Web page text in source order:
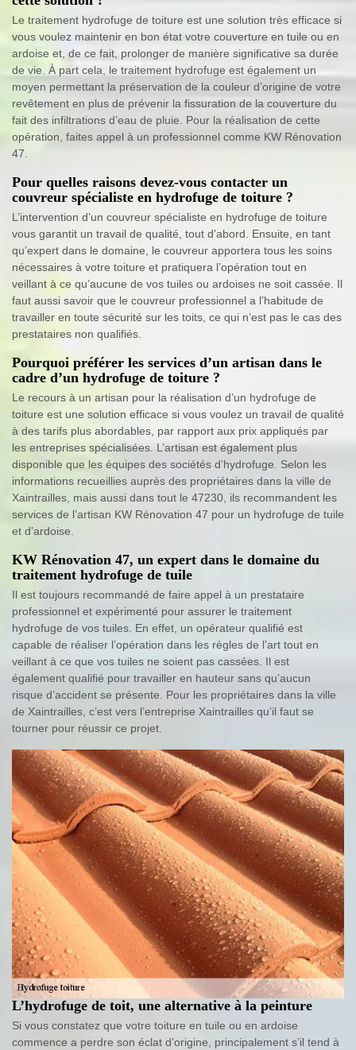
Le traitement hydrofuge de toiture est une solution très efficace si
vous voulez maintenir en bon état votre couverture en tuile ou en
ardoise et, de ce fait, prolonger de manière significative sa durée
de vie. À part cela, le traitement hydrofuge est également un
moyen permettant la préservation de la couleur d’origine de votre
revêtement en plus de prévenir la fissuration de la couverture du
fait des infiltrations d’eau de pluie. Pour la réalisation de cette
opération, faites appel à un professionnel comme KW Rénovation
47.
Pour quelles raisons devez-vous contacter un
couvreur spécialiste en hydrofuge de toiture ?
L’intervention d’un couvreur spécialiste en hydrofuge de toiture
vous garantit un travail de qualité, tout d’abord. Ensuite, en tant
qu’expert dans le domaine, le couvreur apportera tous les soins
nécessaires à votre toiture et pratiquera l’opération tout en
veillant à ce qu’aucune de vos tuiles ou ardoises ne soit cassée. Il
faut aussi savoir que le couvreur professionnel a l’habitude de
travailler en toute sécurité sur les toits, ce qui n’est pas le cas des
prestataires non qualifiés.
Pourquoi préférer les services d’un artisan dans le
cadre d’un hydrofuge de toiture ?
Le recours à un artisan pour la réalisation d’un hydrofuge de
toiture est une solution efficace si vous voulez un travail de qualité
à des tarifs plus abordables, par rapport aux prix appliqués par
les entreprises spécialisées. L’artisan est également plus
disponible que les équipes des sociétés d’hydrofuge. Selon les
informations recueillies auprès des propriétaires dans la ville de
Xaintrailles, mais aussi dans tout le 47230, ils recommandent les
services de l’artisan KW Rénovation 47 pour un hydrofuge de tuile
et d’ardoise.
KW Rénovation 47, un expert dans le domaine du
traitement hydrofuge de tuile
Il est toujours recommandé de faire appel à un prestataire
professionnel et expérimenté pour assurer le traitement
hydrofuge de vos tuiles. En effet, un opérateur qualifié est
capable de réaliser l’opération dans les règles de l’art tout en
veillant à ce que vos tuiles ne soient pas cassées. Il est
également qualifié pour travailler en hauteur sans qu’aucun
risque d’accident se présente. Pour les propriétaires dans la ville
de Xaintrailles, c’est vers l’entreprise Xaintrailles qu’il faut se
tourner pour réussir ce projet.
L’hydrofuge de toit, une alternative à la peinture
Si vous constatez que votre toiture en tuile ou en ardoise
commence a perdre son éclat d’origine, principalement s’il tend à